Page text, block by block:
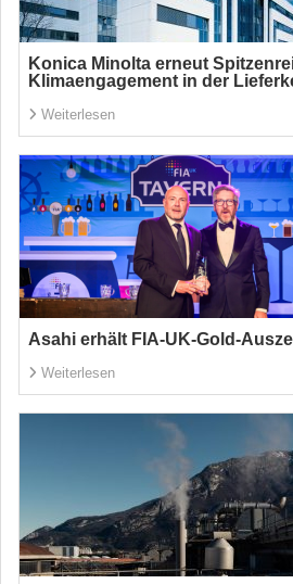
Konica Minolta erneut
Klimaengagement in der
Weiterlesen
Asahi erhält FIA-UK-Gold-
Weiterlesen